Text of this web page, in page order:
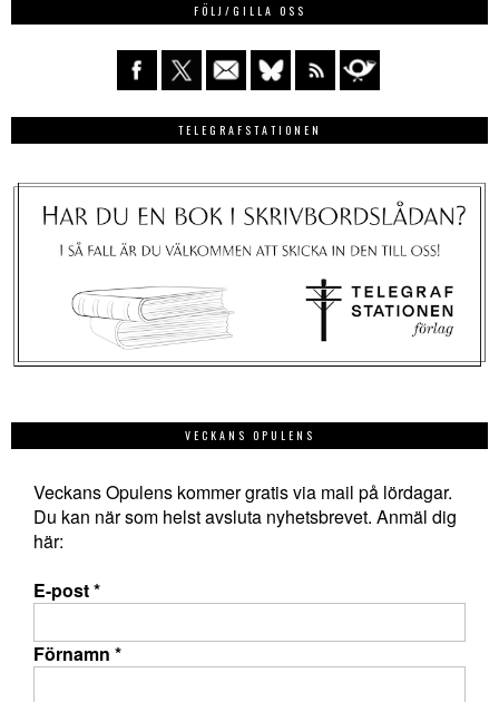
FÖLJ/GILLA OSS
TELEGRAFSTATIONEN
VECKANS OPULENS
Veckans Opulens kommer gratis via mail på lördagar.
Du kan när som helst avsluta nyhetsbrevet. Anmäl dig
här:
E-post*
Förnamn *